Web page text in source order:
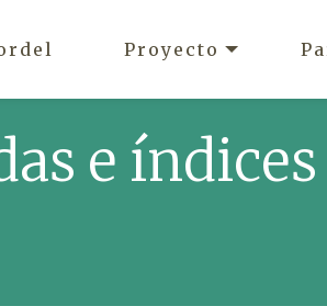
Proyecto
e índices